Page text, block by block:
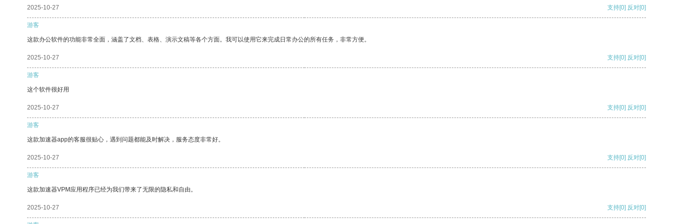
2025-10-27 支持[0] 反对[0]
游客
这款办公软件的功能非常全面，涵盖了文档、表格、演示文稿等各个方面。我可以使用它来完成日常办公的所有任务，非常方便。
2025-10-27 支持[0] 反对[0]
游客
这个软件很好用
2025-10-27 支持[0] 反对[0]
游客
这款加速器app的客服很贴心，遇到问题都能及时解决，服务态度非常好。
2025-10-27 支持[0] 反对[0]
游客
这款加速器VPM应用程序已经为我们带来了无限的隐私和自由。
2025-10-27 支持[0] 反对[0]